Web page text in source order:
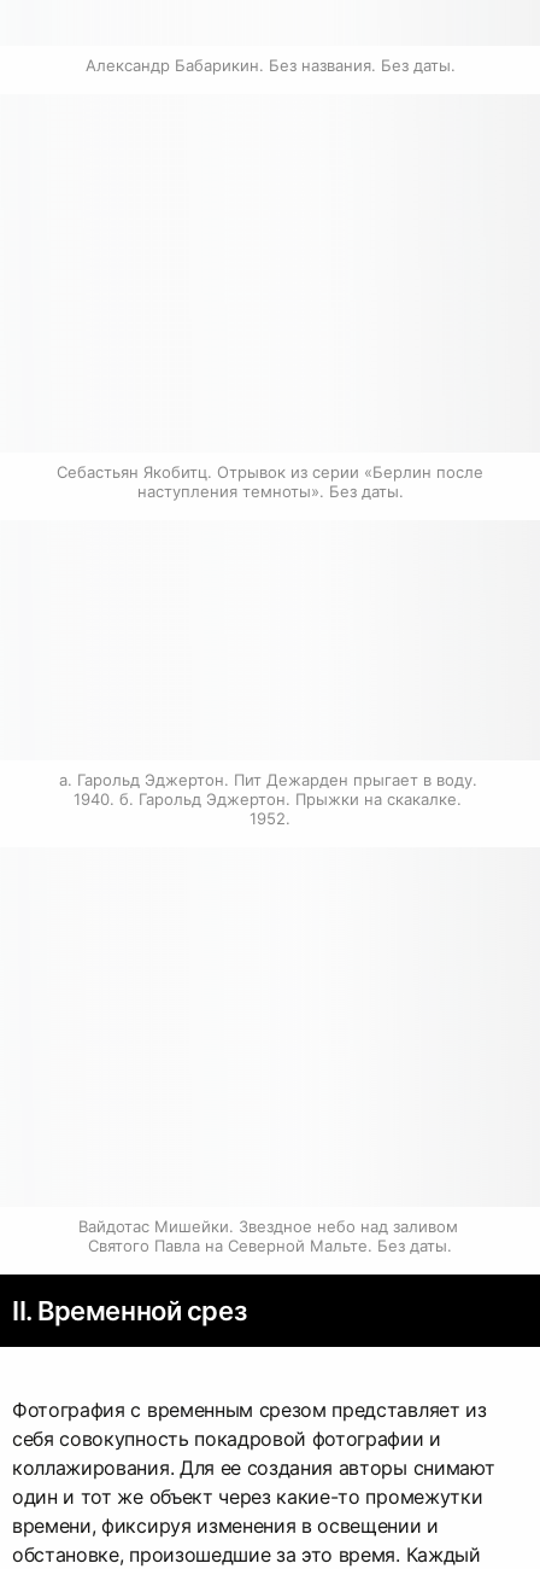
Александр Бабарикин. Без названия. Без даты.
Себастьян Якобитц. Отрывок из серии «Берлин после
наступления темноты». Без даты.
а. Гарольд Эджертон. Пит Дежарден прыгает в воду.
1940. б. Гарольд Эджертон. Прыжки на скакалке.
1952.
Вайдотас Мишейки. Звездное небо над заливом
Святого Павла на Северной Мальте. Без даты.
II. Временной срез
Фотография с временным срезом представляет из
себя совокупность покадровой фотографии и
коллажирования. Для ее создания авторы снимают
один и тот же объект через какие-то промежутки
времени, фиксируя изменения в освещении и
обстановке, произошедшие за это время. Каждый